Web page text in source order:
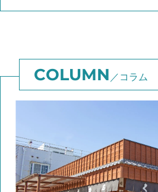
コラム